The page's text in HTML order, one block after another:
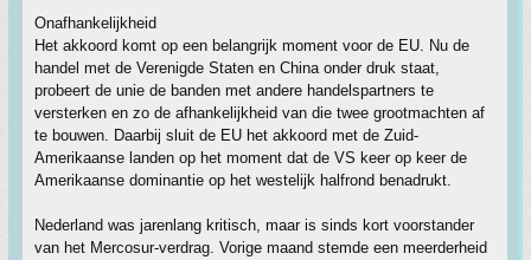
Onafhankelijkheid
Het akkoord komt op een belangrijk moment voor de EU. Nu de
handel met de Verenigde Staten en China onder druk staat,
probeert de unie de banden met andere handelspartners te
versterken en zo de afhankelijkheid van die twee grootmachten af
te bouwen. Daarbij sluit de EU het akkoord met de Zuid-
Amerikaanse landen op het moment dat de VS keer op keer de
Amerikaanse dominantie op het westelijk halfrond benadrukt.
Nederland was jarenlang kritisch, maar is sinds kort voorstander
van het Mercosur-verdrag. Vorige maand stemde een meerderheid